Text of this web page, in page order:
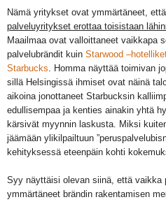
Nämä yritykset ovat ymmärtäneet,
palveluyritykset erottaa toisistaan
Maailmaa ovat valloittaneet vaikkapa
palvelubrändit kuin Starwood
Starbucks. Homma näyttää toimivan
sillä Helsingissä ihmiset ovat näinä
aikoina jonottaneet Starbucksin
edullisempaa ja kenties ainakin yhtä
kärsivät myynnin laskusta. Miksi
jäämään ylikilpailtuun
kehityksessä eteenpäin kohti
Syy näyttäisi olevan siinä, että vaikka
ymmärtäneet brändin rakentamisen